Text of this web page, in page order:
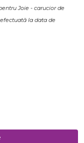
Joie - carucior de
la data de